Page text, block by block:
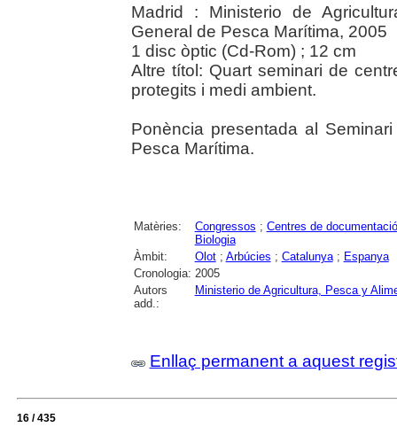
Madrid : Ministerio de
General de Pesca Marítima, 2005
1 disc òptic (Cd-Rom) ; 12 cm
Altre títol: Quart seminari de
protegits i medi ambient.
Ponència presentada al
Pesca Marítima.
Matèries: Congressos ; Centres de documentació
Biologia
Àmbit:
Olot; Arbúcies ; Catalunya; Espanya
Cronologia: 2005
Autors
add.:
Ministerio de Agricultura, Pesca y
Enllaç permanent a aquest
16 / 435